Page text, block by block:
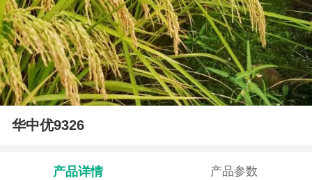
华中优9326
产品详情 产品参数